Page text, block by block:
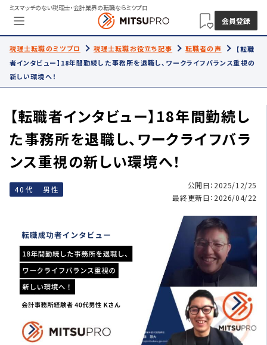
ミスマッチのない税理士・会計業界の転職ならミツプロ
会員登録
税理士転職のミツプロ 税理士転職お役立ち記事 転職者の声
【転職
者インタビュー】18年間勤続した事務所を退職し、ワークライフバランス重視の
新しい環境へ！
【転職者インタビュー】18年間勤続し
た事務所を退職し、ワークライフバラ
ンス重視の新しい環境へ！
40代 男性
公開日：2025/12/25
最終更新日：2026/04/22